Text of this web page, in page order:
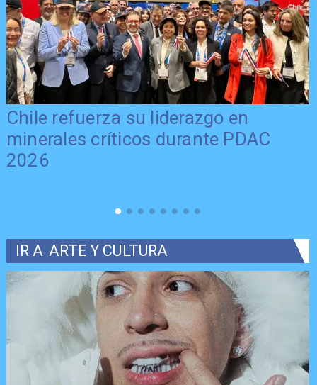
Último día para postular al FNDR 8%
2026 en la Región del Maule
IR A ARTE Y CULTURA